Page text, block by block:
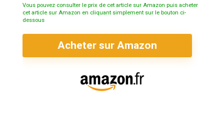
Vous pouvez consulter le prix de cet article sur Amazon puis acheter
cet article sur Amazon en cliquant simplement sur le bouton ci-
dessous
Acheter sur Amazon